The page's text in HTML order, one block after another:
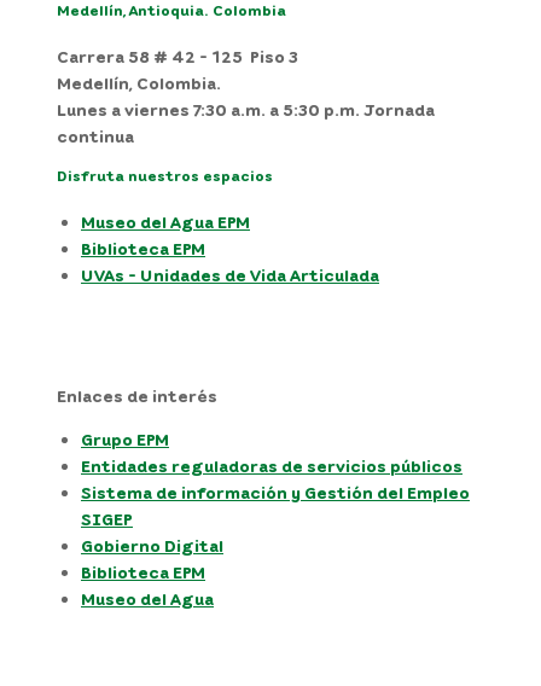
Medellín, Antioquia. Colombia
Carrera 58 # 42 - 125 Piso 3
Medellín, Colombia.
Lunes a viernes 7:30 a.m. a 5:30 p.m. Jornada
continua
Disfruta nuestros espacios
Museo del Agua EPM
Biblioteca EPM
UVAs - Unidades de Vida Articulada
Enlaces de interés
Grupo EPM
Entidades reguladoras de servicios públicos
Sistema de información y Gestión del Empleo
SIGEP
Gobierno Digital
Biblioteca EPM
Museo del Agua